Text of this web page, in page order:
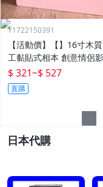
Y1722150391
【活動價】【】16寸木
工黏貼式相本 創意情侶
念收藏冊送男女朋友
$ 321~$ 527
直購
日本代購